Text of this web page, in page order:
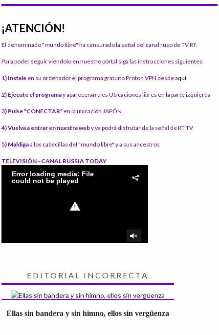
¡ATENCIÓN!
El denominado "mundo libre" ha censurado la señal del canal ruso de TV RT.
Para poder seguir viéndolo en nuestro portal siga las instrucciones siguientes:
1) Instale en su ordenador el programa gratuito Proton VPN desdeaquí:
2) Ejecute el programay aparecerán tres Ubicaciones libres en la parte izquierda
3) Pulse "CONECTAR" en la ubicación JAPÓN
4) Vuelva a entrar en nuestra weby ya podrá disfrutar de la señal de RT TV
5) Maldigaa los cabecillas del "mundo libre" y a sus ancestros
TELEVISIÓN - CANAL RUSSIA TODAY
EDITORIAL INCORRECTA
Ellas sin bandera y sin himno, ellos sin vergüenza